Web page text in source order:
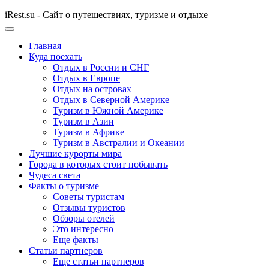
iRest.su - Сайт о путешествиях, туризме и отдыхе
Главная
Куда поехать
Отдых в России и СНГ
Отдых в Европе
Отдых на островах
Отдых в Северной Америке
Туризм в Южной Америке
Туризм в Азии
Туризм в Африке
Туризм в Австралии и Океании
Лучшие курорты мира
Города в которых стоит побывать
Чудеса света
Факты о туризме
Советы туристам
Отзывы туристов
Обзоры отелей
Это интересно
Еще факты
Статьи партнеров
Еще статьи партнеров